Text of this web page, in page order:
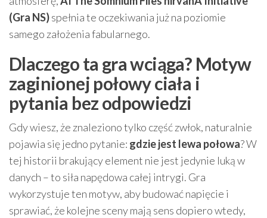
(Gra NS)spełnia te oczekiwania już na poziomie
samego założenia fabularnego.
Dlaczego ta gra wciąga? Motyw
zaginionej połowy ciała i
pytania bez odpowiedzi
Gdy wiesz, że znaleziono tylko część zwłok, naturalnie
pojawia się jedno pytanie: gdzie jest lewa połowa? W
tej historii brakujący element nie jest jedynie luką w
danych – to siła napędowa całej intrygi. Gra
wykorzystuje ten motyw, aby budować napięcie i
sprawiać, że kolejne sceny mają sens dopiero wtedy,